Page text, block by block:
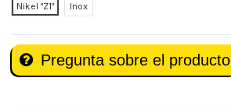
Nikel "Z1"
Inox
Pregunta sobre el producto